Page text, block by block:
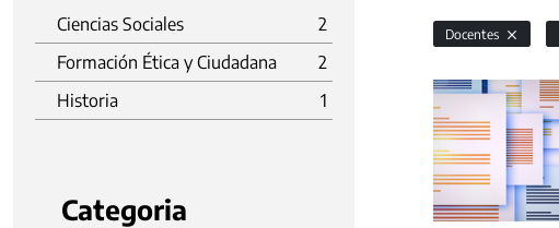
Ciencias Sociales
2
Formación Ética y Ciudadana
2
Historia
1
Categoria
Docentes